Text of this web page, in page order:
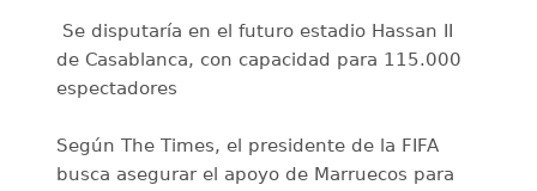
️ Se disputaría en el futuro estadio Hassan II
de Casablanca, con capacidad para 115.000
espectadores
Según The Times, el presidente de la FIFA
busca asegurar el apoyo de Marruecos para